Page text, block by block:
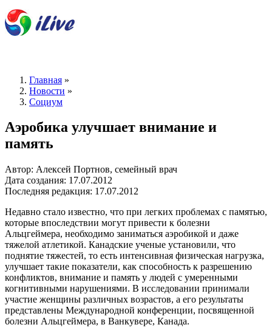
Главная »
Новости »
Социум
Аэробика улучшает внимание и
память
Автор: Алексей Портнов, семейный врач
Дата создания: 17.07.2012
Последняя редакция: 17.07.2012
Недавно стало известно, что при легких проблемах с памятью,
которые впоследствии могут привести к болезни
Альцгеймера, необходимо заниматься аэробикой и даже
тяжелой атлетикой. Канадские ученые установили, что
поднятие тяжестей, то есть интенсивная физическая нагрузка,
улучшает такие показатели, как способность к разрешению
конфликтов, внимание и память у людей с умеренными
когнитивными нарушениями. В исследовании принимали
участие женщины различных возрастов, а его результаты
представлены Международной конференции, посвященной
болезни Альцгеймера, в Ванкувере, Канада.